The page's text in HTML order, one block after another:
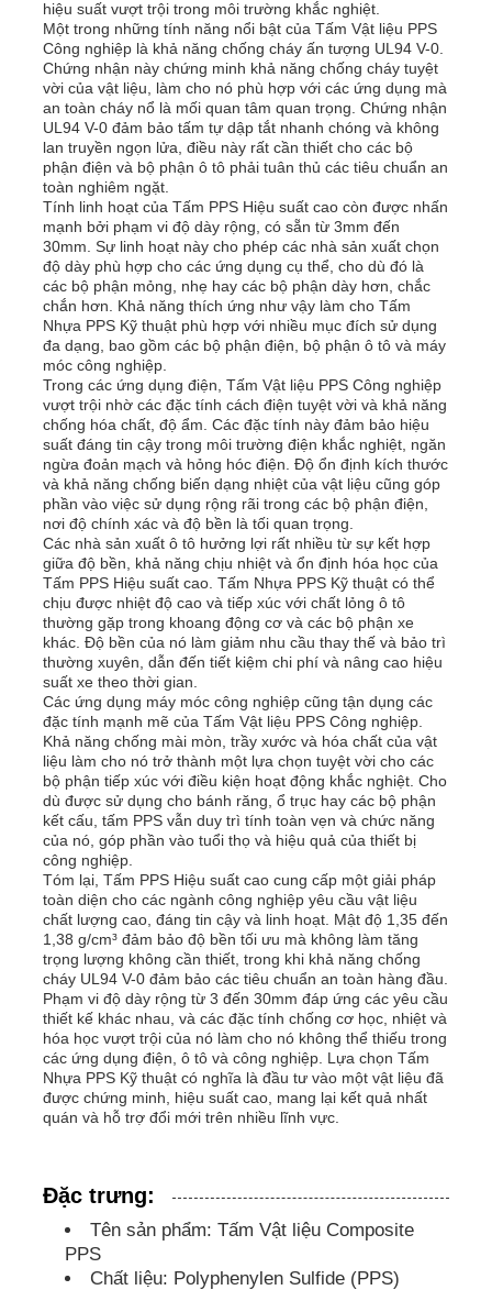
Tham quan nhà máy
Kiểm soát chất lượng
Liên hệ chúng tôi
Tin tức
Tất cả các trường hợp
Yêu cầu báo giá
tấm nhựa pp
Bảng quảng cáo PP
Tấm nhựa PP
Hội đồng PPS
Bảng polypropylen chống cháy
Tấm xây dựng rỗng PP
Tấm ốp tường PP
tấm polypropylene
Ống PP
Phụ kiện ống polypropylene
hiệu suất vượt trội trong môi trường khắc nghiệt.
Một trong những tính năng nổi bật của Tấm Vật liệu PPS
Công nghiệp là khả năng chống cháy ấn tượng UL94 V-0.
Chứng nhận này chứng minh khả năng chống cháy tuyệt
vời của vật liệu, làm cho nó phù hợp với các ứng dụng mà
an toàn cháy nổ là mối quan tâm quan trọng. Chứng nhận
UL94 V-0 đảm bảo tấm tự dập tắt nhanh chóng và không
lan truyền ngọn lửa, điều này rất cần thiết cho các bộ
phận điện và bộ phận ô tô phải tuân thủ các tiêu chuẩn an
toàn nghiêm ngặt.
Tính linh hoạt của Tấm PPS Hiệu suất cao còn được nhấn
mạnh bởi phạm vi độ dày rộng, có sẵn từ 3mm đến
30mm. Sự linh hoạt này cho phép các nhà sản xuất chọn
độ dày phù hợp cho các ứng dụng cụ thể, cho dù đó là
các bộ phận mỏng, nhẹ hay các bộ phận dày hơn, chắc
chắn hơn. Khả năng thích ứng như vậy làm cho Tấm
Nhựa PPS Kỹ thuật phù hợp với nhiều mục đích sử dụng
đa dạng, bao gồm các bộ phận điện, bộ phận ô tô và máy
móc công nghiệp.
Trong các ứng dụng điện, Tấm Vật liệu PPS Công nghiệp
vượt trội nhờ các đặc tính cách điện tuyệt vời và khả năng
chống hóa chất, độ ẩm. Các đặc tính này đảm bảo hiệu
suất đáng tin cậy trong môi trường điện khắc nghiệt, ngăn
ngừa đoản mạch và hỏng hóc điện. Độ ổn định kích thước
và khả năng chống biến dạng nhiệt của vật liệu cũng góp
phần vào việc sử dụng rộng rãi trong các bộ phận điện,
nơi độ chính xác và độ bền là tối quan trọng.
Các nhà sản xuất ô tô hưởng lợi rất nhiều từ sự kết hợp
giữa độ bền, khả năng chịu nhiệt và ổn định hóa học của
Tấm PPS Hiệu suất cao. Tấm Nhựa PPS Kỹ thuật có thể
chịu được nhiệt độ cao và tiếp xúc với chất lỏng ô tô
thường gặp trong khoang động cơ và các bộ phận xe
khác. Độ bền của nó làm giảm nhu cầu thay thế và bảo trì
thường xuyên, dẫn đến tiết kiệm chi phí và nâng cao hiệu
suất xe theo thời gian.
Các ứng dụng máy móc công nghiệp cũng tận dụng các
đặc tính mạnh mẽ của Tấm Vật liệu PPS Công nghiệp.
Khả năng chống mài mòn, trầy xước và hóa chất của vật
liệu làm cho nó trở thành một lựa chọn tuyệt vời cho các
bộ phận tiếp xúc với điều kiện hoạt động khắc nghiệt. Cho
dù được sử dụng cho bánh răng, ổ trục hay các bộ phận
kết cấu, tấm PPS vẫn duy trì tính toàn vẹn và chức năng
của nó, góp phần vào tuổi thọ và hiệu quả của thiết bị
công nghiệp.
Tóm lại, Tấm PPS Hiệu suất cao cung cấp một giải pháp
toàn diện cho các ngành công nghiệp yêu cầu vật liệu
chất lượng cao, đáng tin cậy và linh hoạt. Mật độ 1,35 đến
1,38 g/cm³ đảm bảo độ bền tối ưu mà không làm tăng
trọng lượng không cần thiết, trong khi khả năng chống
cháy UL94 V-0 đảm bảo các tiêu chuẩn an toàn hàng đầu.
Phạm vi độ dày rộng từ 3 đến 30mm đáp ứng các yêu cầu
thiết kế khác nhau, và các đặc tính chống cơ học, nhiệt và
hóa học vượt trội của nó làm cho nó không thể thiếu trong
các ứng dụng điện, ô tô và công nghiệp. Lựa chọn Tấm
Nhựa PPS Kỹ thuật có nghĩa là đầu tư vào một vật liệu đã
được chứng minh, hiệu suất cao, mang lại kết quả nhất
quán và hỗ trợ đổi mới trên nhiều lĩnh vực.
Đặc trưng:
Tên sản phẩm: Tấm Vật liệu Composite
PPS
Chất liệu: Polyphenylen Sulfide (PPS)